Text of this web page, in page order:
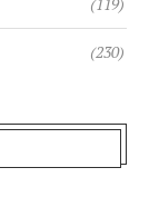
(119)
(230)